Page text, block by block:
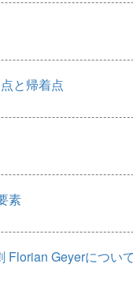
と帰着点
素
Florian Geyerについ